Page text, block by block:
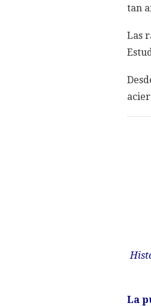
tan
Las
La